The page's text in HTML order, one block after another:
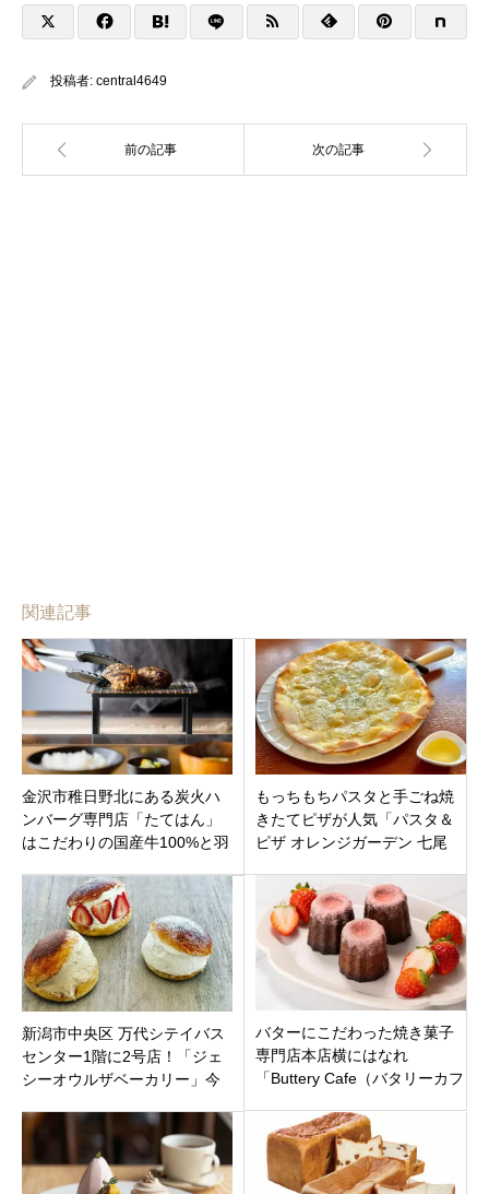
投稿者: central4649
関連記事
金沢市稚日野北にある炭火ハ
ンバーグ専門店「たてはん」
はこだわりの国産牛100%と羽
らない！
もっちもちパスタと手ごね焼
きたてピザが人気「パスタ＆
ピザ オレンジガーデン 七尾
新潟市中央区 万代シテイバス
センター1階に2号店！「ジェ
シーオウルザベーカリー」今
バターにこだわった焼き菓子
専門店本店横にはなれ
「Buttery Cafe（バタリーカフ
ープン